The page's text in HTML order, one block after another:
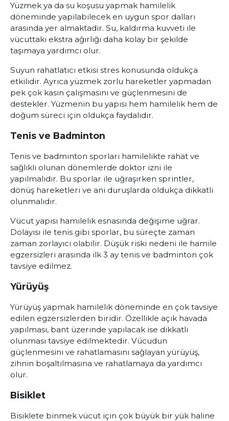
Yüzmek ya da su koşusu yapmak hamilelik
döneminde yapılabilecek en uygun spor dalları
arasında yer almaktadır. Su, kaldırma kuvveti ile
vücuttaki ekstra ağırlığı daha kolay bir şekilde
taşımaya yardımcı olur.
Suyun rahatlatıcı etkisi stres konusunda oldukça
etkilidir. Ayrıca yüzmek zorlu hareketler yapmadan
pek çok kasın çalışmasını ve güçlenmesini de
destekler. Yüzmenin bu yapısı hem hamilelik hem de
doğum süreci için oldukça faydalıdır.
Tenis ve Badminton
Tenis ve badminton sporları hamilelikte rahat ve
sağlıklı olunan dönemlerde doktor izni ile
yapılmalıdır. Bu sporlar ile uğraşırken sprintler,
dönüş hareketleri ve ani duruşlarda oldukça dikkatli
olunmalıdır.
Vücut yapısı hamilelik esnasında değişime uğrar.
Dolayısı ile tenis gibi sporlar, bu süreçte zaman
zaman zorlayıcı olabilir. Düşük riski nedeni ile hamile
egzersizleri arasında ilk 3 ay tenis ve badminton çok
tavsiye edilmez.
Yürüyüş
Yürüyüş yapmak hamilelik döneminde en çok tavsiye
edilen egzersizlerden biridir. Özellikle açık havada
yapılması, bant üzerinde yapılacak ise dikkatli
olunması tavsiye edilmektedir. Vücudun
güçlenmesini ve rahatlamasını sağlayan yürüyüş,
zihnin boşaltılmasına ve rahatlamaya da yardımcı
olur.
Bisiklet
Bisiklete binmek vücut için çok büyük bir yük haline